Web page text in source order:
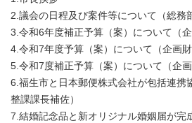
2.議会の日程及び案件等について（総務
3.令和6年度補正予算（案）について（企
4.令和7年度予算（案）について（企画財
5.令和7度補正予算（案）について（企画
6.福生市と日本郵便株式会社が包括連携
整課課長補佐）
7.結婚記念品と新オリジナル婚姻届が完